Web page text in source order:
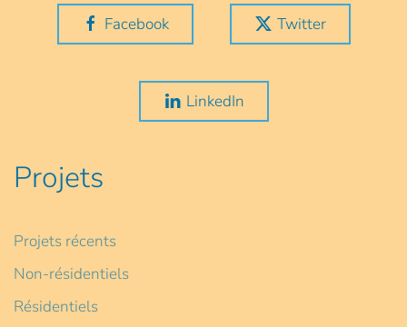
Facebook Twitter
LinkedIn
Projets
Projets récents
Non-résidentiels
Résidentiels